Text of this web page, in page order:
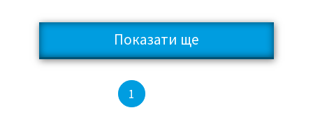
Показати ще
1